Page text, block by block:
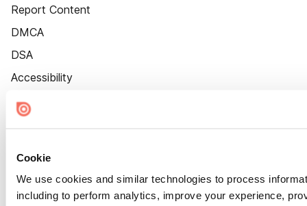
Cookie
We use cookies and similar technologies to process
including to perform analytics, improve your experience,
Report Content
DMCA
DSA
Accessibility
Cookie Settings